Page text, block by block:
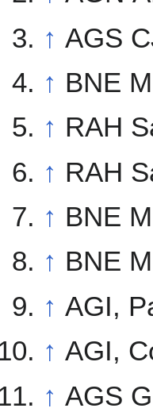
↑ AGS
↑ BNE
↑ RAH
↑ RAH
↑ BNE
↑ BNE
↑ AGI,
↑ AGI,
↑ AGS